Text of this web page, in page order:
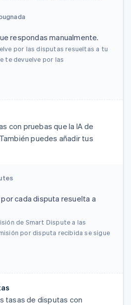
respondas manualmente.
por las disputas resueltas a tu
te devuelve por las
con pruebas que la IA de
puedes añadir tus
cada disputa resuelta a
de Smart Dispute a las
por disputa recibida se sigue
tasas de disputas con